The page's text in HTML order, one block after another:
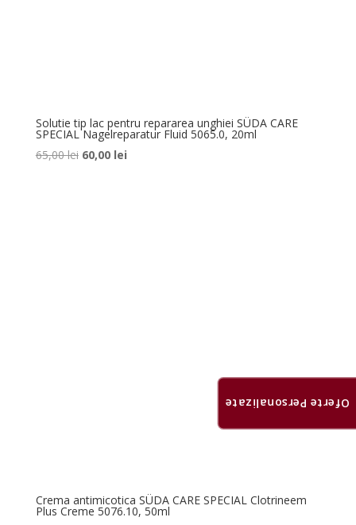
Solutie tip lac pentru repararea unghiei SÜDA CARE
SPECIAL Nagelreparatur Fluid 5065.0, 20ml
65,00lei Prețul
60,00 leiPrețul
Crema antimicotica SÜDA CARE SPECIAL Clotrineem
Plus Creme 5076.10, 50ml
Oferte Personalizate